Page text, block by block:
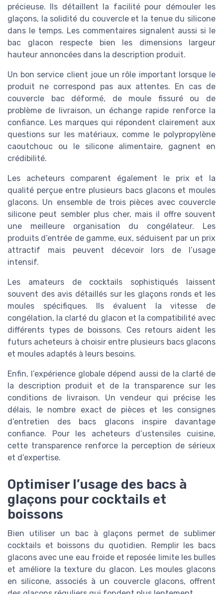
précieuse. Ils détaillent la facilité pour démouler les
glaçons, la solidité du couvercle et la tenue du silicone
dans le temps. Les commentaires signalent aussi si le
bac glacon respecte bien les dimensions largeur
hauteur annoncées dans la description produit.
Un bon service client joue un rôle important lorsque le
produit ne correspond pas aux attentes. En cas de
couvercle bac déformé, de moule fissuré ou de
problème de livraison, un échange rapide renforce la
confiance. Les marques qui répondent clairement aux
questions sur les matériaux, comme le polypropylène
caoutchouc ou le silicone alimentaire, gagnent en
crédibilité.
Les acheteurs comparent également le prix et la
qualité perçue entre plusieurs bacs glacons et moules
glacons. Un ensemble de trois pièces avec couvercle
silicone peut sembler plus cher, mais il offre souvent
une meilleure organisation du congélateur. Les
produits d’entrée de gamme, eux, séduisent par un prix
attractif mais peuvent décevoir lors de l’usage
intensif.
Les amateurs de cocktails sophistiqués laissent
souvent des avis détaillés sur les glaçons ronds et les
moules spécifiques. Ils évaluent la vitesse de
congélation, la clarté du glacon et la compatibilité avec
différents types de boissons. Ces retours aident les
futurs acheteurs à choisir entre plusieurs bacs glacons
et moules adaptés à leurs besoins.
Enfin, l’expérience globale dépend aussi de la clarté de
la description produit et de la transparence sur les
conditions de livraison. Un vendeur qui précise les
délais, le nombre exact de pièces et les consignes
d’entretien des bacs glacons inspire davantage
confiance. Pour les acheteurs d’ustensiles cuisine,
cette transparence renforce la perception de sérieux
et d’expertise.
Optimiser l’usage des bacs à
glaçons pour cocktails et
boissons
Bien utiliser un bac à glaçons permet de sublimer
cocktails et boissons du quotidien. Remplir les bacs
glacons avec une eau froide et reposée limite les bulles
et améliore la texture du glacon. Les moules glacons
en silicone, associés à un couvercle glacons, offrent